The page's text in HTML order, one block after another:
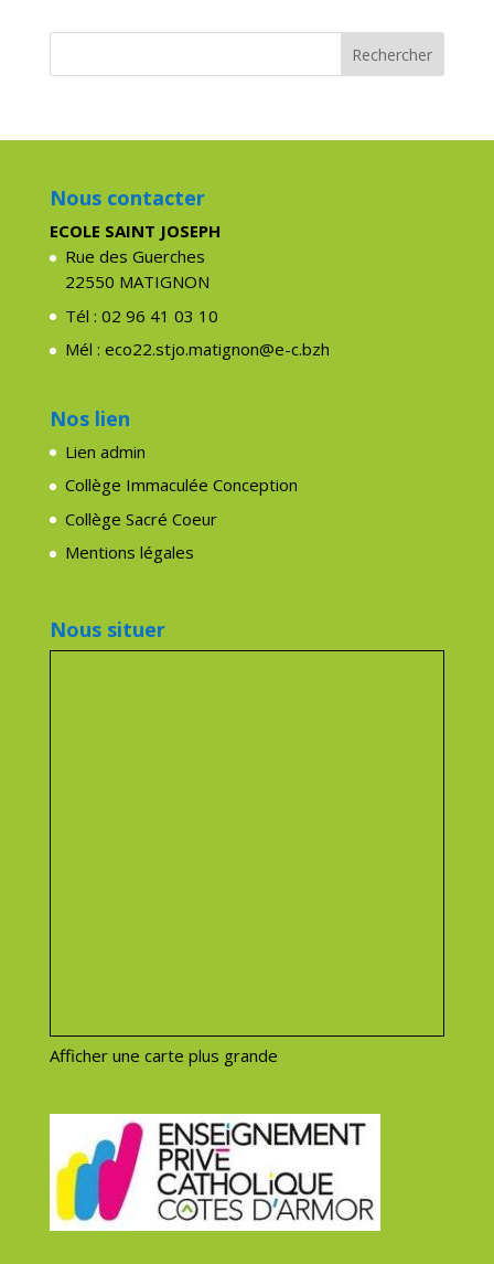
Nous contacter
ECOLE SAINT JOSEPH
Rue des Guerches
22550 MATIGNON
Tél : 02 96 41 03 10
Mél : eco22.stjo.matignon@e-c.bzh
Nos lien
Lien admin
Collège Immaculée Conception
Collège Sacré Coeur
Mentions légales
Nous situer
Afficher une carte plus grande